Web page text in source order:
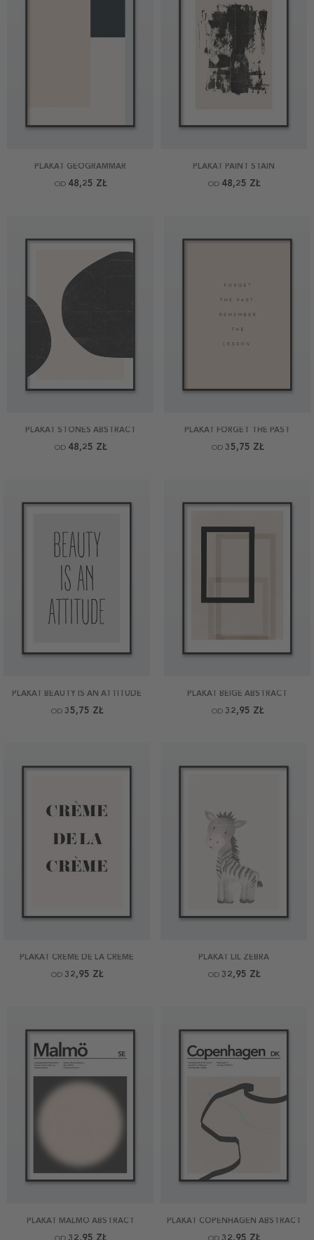
PLAKAT GEOGRAMMAR
OD 48,25 ZŁ
PLAKAT PAINT STAIN
OD 48,25 ZŁ
PLAKAT STONES ABSTRACT
OD 48,25 ZŁ
PLAKAT FORGET THE PAST
OD 35,75 ZŁ
PLAKAT BEAUTY IS AN ATTITUDE
OD 35,75 ZŁ
PLAKAT BEIGE ABSTRACT
OD 32,95 ZŁ
PLAKAT CREME DE LA CREME
OD 32,95 ZŁ
PLAKAT LIL ZEBRA
OD 32,95 ZŁ
PLAKAT MALMÖ ABSTRACT
32,95 ZŁ
PLAKAT COPENHAGEN ABSTRACT
32,95 ZŁ